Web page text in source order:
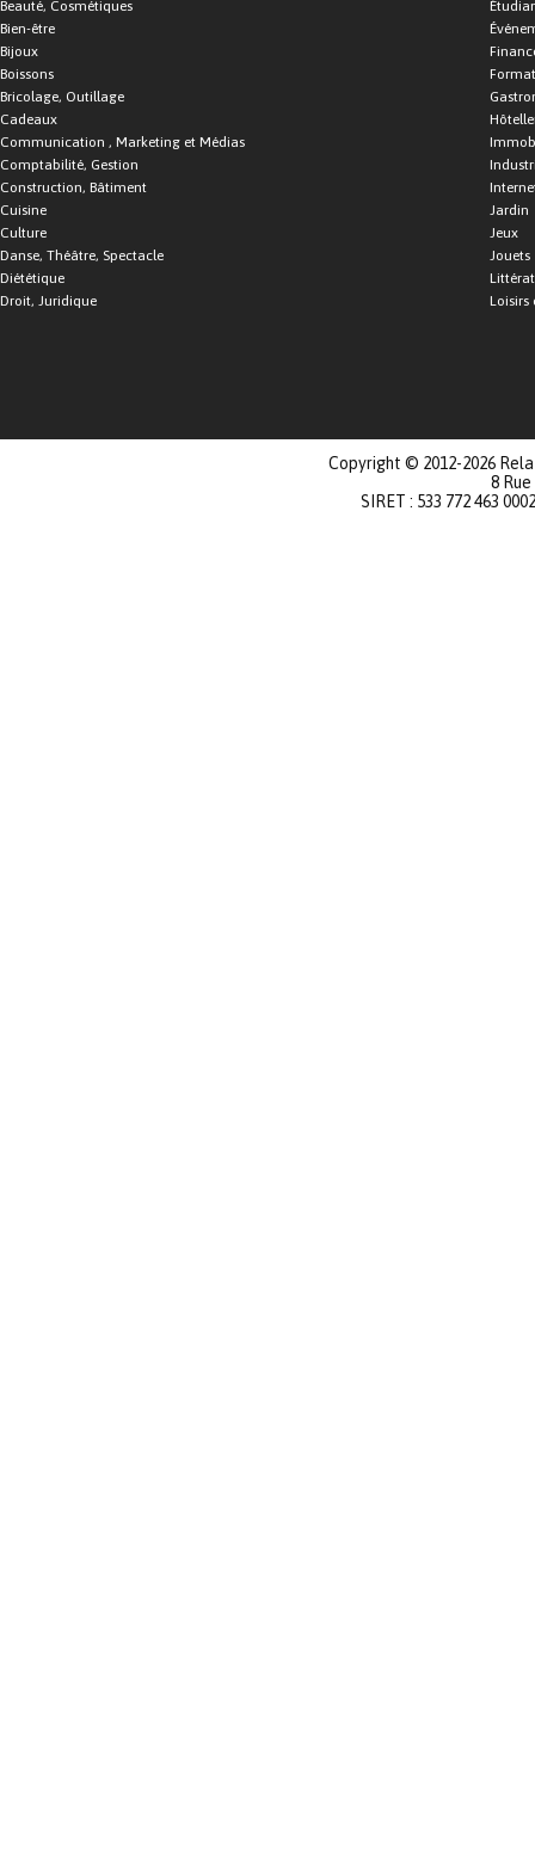
Beauté, Cosmétiques
Bien-être
Bijoux
Boissons
Bricolage, Outillage
Cadeaux
Communication , Marketing et Médias
Comptabilité, Gestion
Construction, Bâtiment
Cuisine
Culture
Danse, Théâtre, Spectacle
Diététique
Droit, Juridique
Jardin
Jeux
Jouets
Loisirs
Copyright © 2012-2026
8
SIRET : 533 772 463